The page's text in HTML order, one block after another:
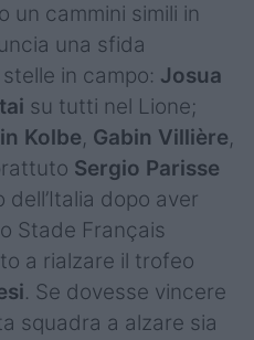
un cammini simili in
una sfida
in campo: Josua
su tutti nel Lione;
Kolbe, Gabin Villière,
Sergio Parisse
dell’Italia dopo aver
Stade Français
a rialzare il trofeo
. Se dovesse vincere
squadra a alzare sia